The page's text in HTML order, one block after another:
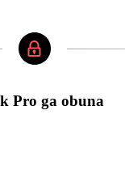
Pro ga obuna